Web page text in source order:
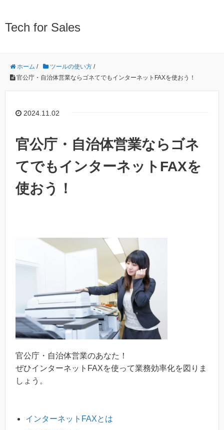
Tech for Sales
ホーム / ツールの使い方 /
官公庁・自治体営業ならゴネてでもインターネットFAXを使おう！
2024.11.02
官公庁・自治体営業ならゴネ
てでもインターネットFAXを
使おう！
官公庁・自治体営業のあなた！
ぜひインターネットFAXを使って業務効率化を図りま
しょう。
インターネットFAXとは